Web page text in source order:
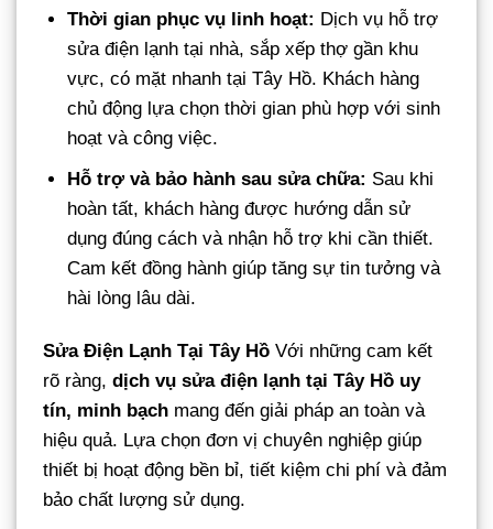
Thời gian phục vụ linh hoạt: Dịch vụ hỗ trợ
sửa điện lạnh tại nhà, sắp xếp thợ gần khu
vực, có mặt nhanh tại Tây Hồ. Khách hàng
chủ động lựa chọn thời gian phù hợp với sinh
hoạt và công việc.
Hỗ trợ và bảo hành sau sửa chữa: Sau khi
hoàn tất, khách hàng được hướng dẫn sử
dụng đúng cách và nhận hỗ trợ khi cần thiết.
Cam kết đồng hành giúp tăng sự tin tưởng và
hài lòng lâu dài.
Sửa Điện Lạnh Tại Tây Hồ Với những cam kết
rõ ràng, dịch vụ sửa điện lạnh tại Tây Hồ uy
tín, minh bạch mang đến giải pháp an toàn và
hiệu quả. Lựa chọn đơn vị chuyên nghiệp giúp
thiết bị hoạt động bền bỉ, tiết kiệm chi phí và đảm
bảo chất lượng sử dụng.